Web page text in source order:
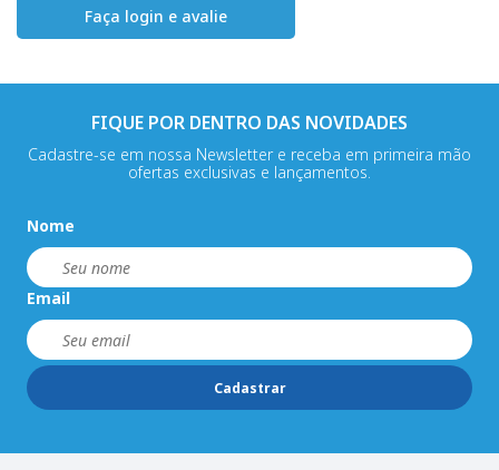
Faça login e avalie
FIQUE POR DENTRO DAS NOVIDADES
Cadastre-se em nossa Newsletter e receba em primeira mão
ofertas exclusivas e lançamentos.
Nome
Email
Cadastrar